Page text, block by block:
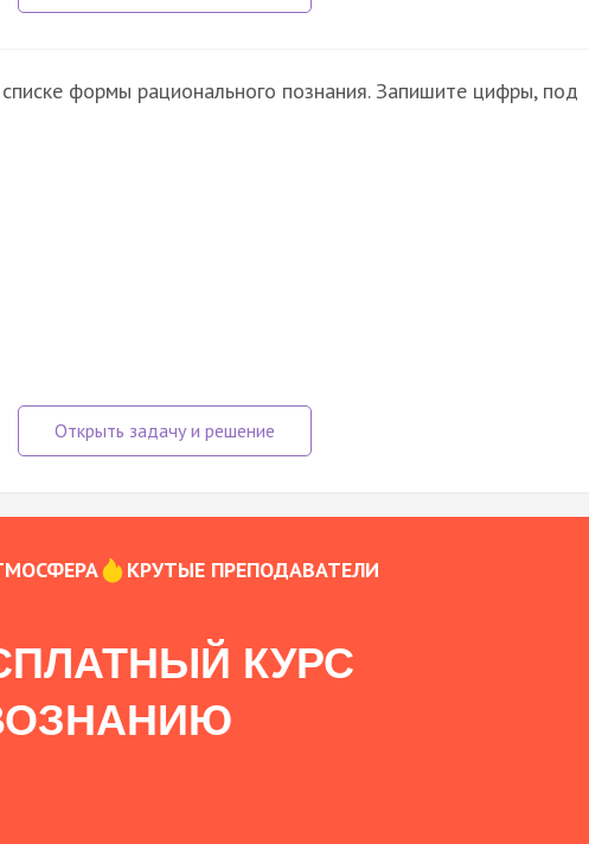
формы рационального познания. Запишите цифры, под
КРУТЫЕ ПРЕПОДАВАТЕЛИ
КУРС